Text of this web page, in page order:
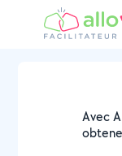
Avec